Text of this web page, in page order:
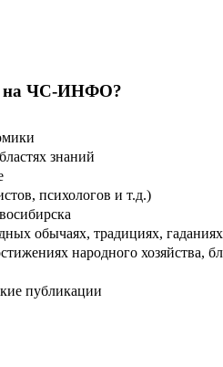
на ЧС-ИНФО?
знаний
психологов и т.д.)
обычаях, традициях,
народного хозяйства,
публикации